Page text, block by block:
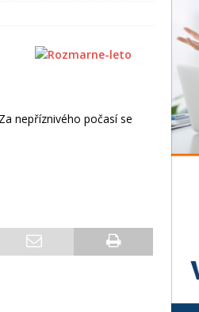
nepříznivého počasí se